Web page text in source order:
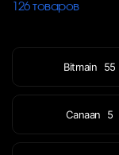
126 товаров
Bitmain 55
Canaan 5